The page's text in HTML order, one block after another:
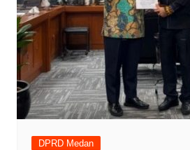
DPRD Medan